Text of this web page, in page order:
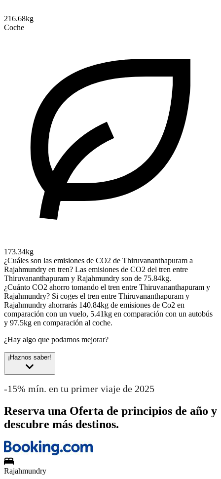
216.68kg
Coche
173.34kg
¿Cuáles son las emisiones de CO2 de Thiruvananthapuram a
Rajahmundry en tren? Las emisiones de CO2 del tren entre
Thiruvananthapuram y Rajahmundry son de 75.84kg.
¿Cuánto CO2 ahorro tomando el tren entre Thiruvananthapuram y
Rajahmundry? Si coges el tren entre Thiruvananthapuram y
Rajahmundry ahorrarás 140.84kg de emisiones de Co2 en
comparación con un vuelo, 5.41kg en comparación con un autobús
y 97.5kg en comparación al coche.
¿Hay algo que podamos mejorar?
¡Haznos saber!
-15% mín. en tu primer viaje de 2025
Reserva una Oferta de principios de año y
descubre más destinos.
Rajahmundry